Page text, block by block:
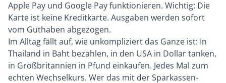
Apple Pay und Google Pay funktionieren. Wichtig: Die
Karte ist keine Kreditkarte. Ausgaben werden sofort
vom Guthaben abgezogen.
Im Alltag fällt auf, wie unkompliziert das Ganze ist: In
Thailand in Baht bezahlen, in den USA in Dollar tanken,
in Großbritannien in Pfund einkaufen. Jedes Mal zum
echten Wechselkurs. Wer das mit der Sparkassen-